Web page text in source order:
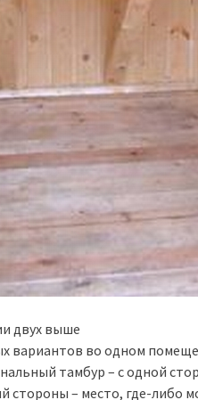
двух выше
вариантов во одном
тамбур – с одной
стороны – место, где-либо